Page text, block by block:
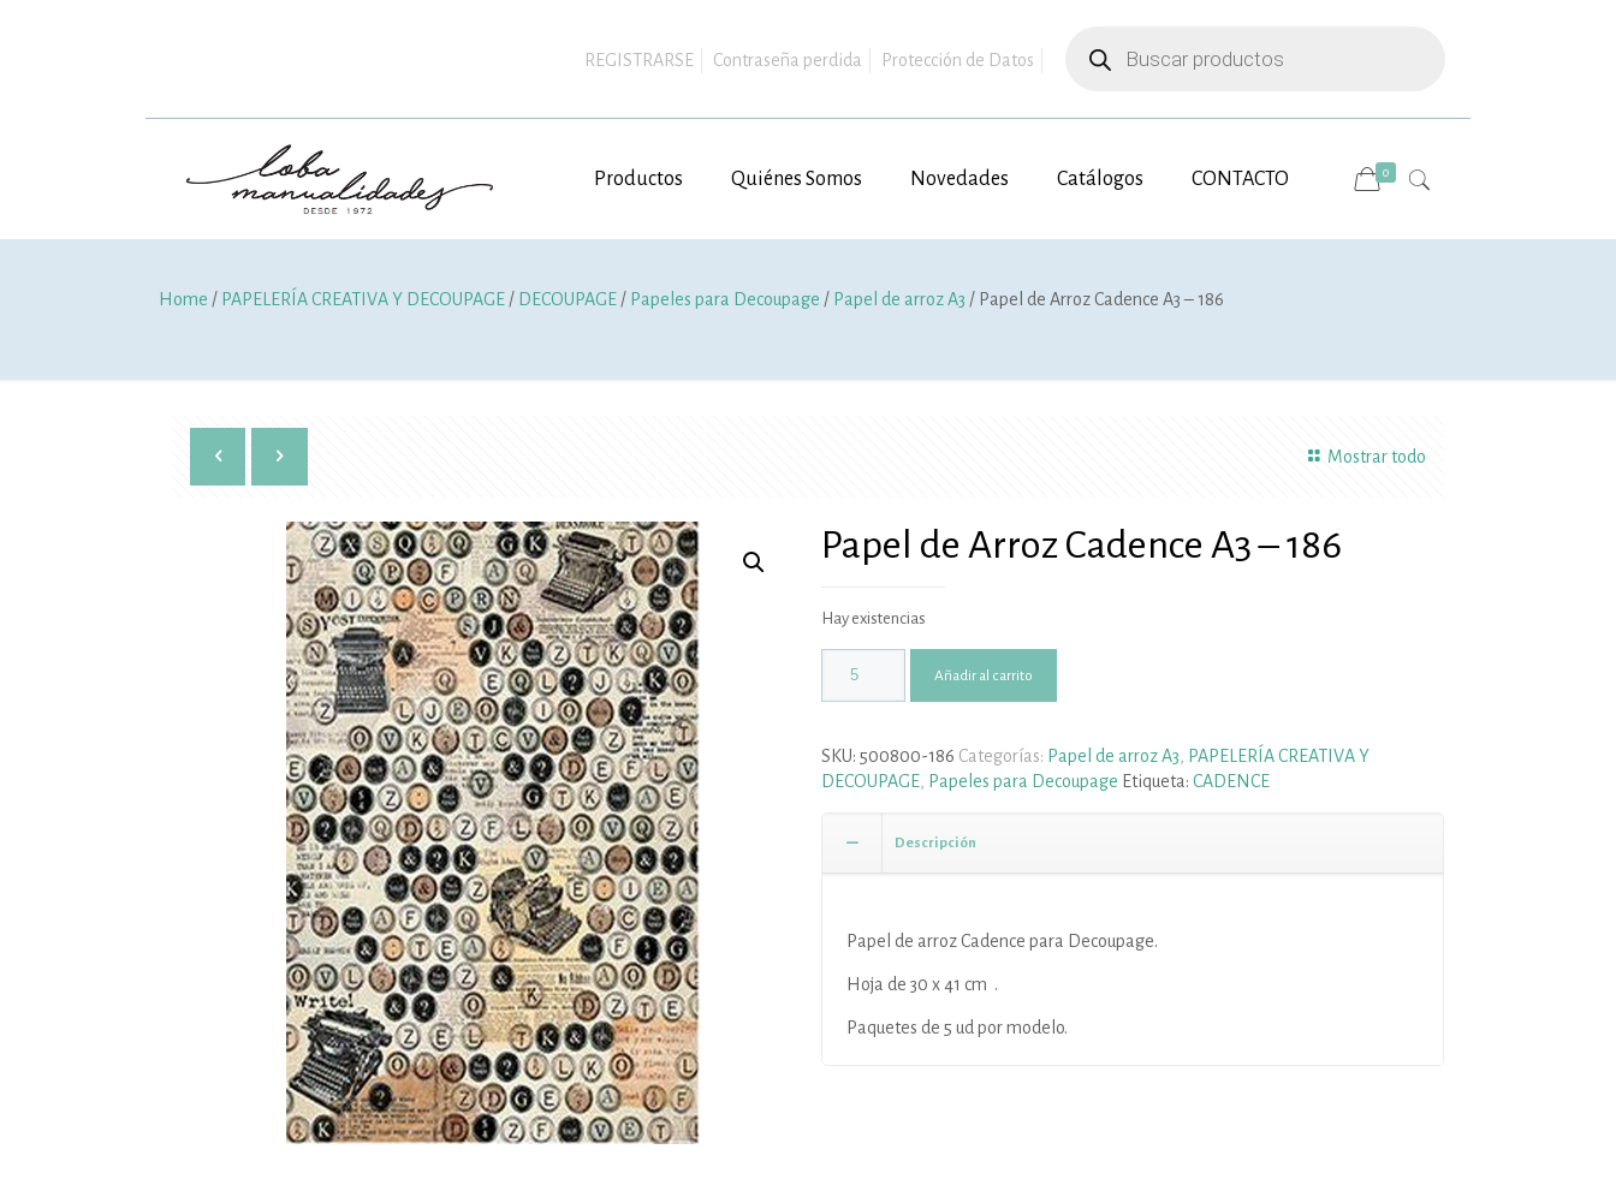
REGISTRARSE Contraseña perdida Protección de Datos
productos
Productos Quiénes Somos Novedades Catálogos CONTACTO 0
Home / PAPELERÍA CREATIVA Y DECOUPAGE / DECOUPAGE / Papeles para Decoupage / Papel de arroz A3 / Papel de Arroz Cadence A3 – 186
Mostrar todo
Papel de Arroz Cadence A3 – 186
Hay existencias
Añadir al carrito
SKU: 500800-186 Categorías: Papel de arroz A3
PAPELERÍA CREATIVA Y
DECOUPAGE, Papeles para Decoupage Etiqueta: CADENCE
Descripción
Papel de arroz Cadence para Decoupage.
Hoja de 30 x 41 cm .
Paquetes de 5 ud por modelo.